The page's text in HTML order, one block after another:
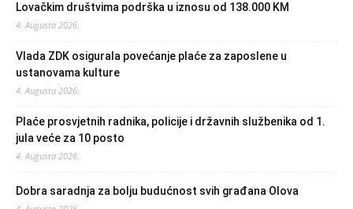
Lovačkim društvima podrška u iznosu od 138.000 KM
4. Augusta 2026.
Vlada ZDK osigurala povećanje plaće za zaposlene u
ustanovama kulture
4. Augusta 2026.
Plaće prosvjetnih radnika, policije i državnih službenika od 1.
jula veće za 10 posto
4. Augusta 2026.
Dobra saradnja za bolju budućnost svih građana Olova